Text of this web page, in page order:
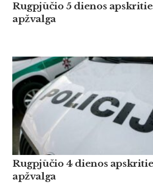
Rugpjūčio 5 dienos
apžvalga
Rugpjūčio 4 dienos
apžvalga